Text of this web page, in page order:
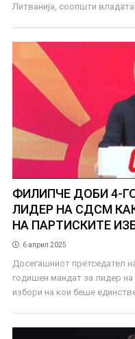
Литванија, соопшти владата
ФИЛИПЧЕ ДОБИ 4-
ЛИДЕР НА СДСМ
НА ПАРТИСКИТЕ
6 април 2025
Досегашниот претседател
годишен мандат за лидер
избори на кои беше